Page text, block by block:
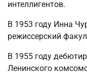
интеллигентов.
В 1953 году Инна
режиссерский
В 1955 году
Ленинского